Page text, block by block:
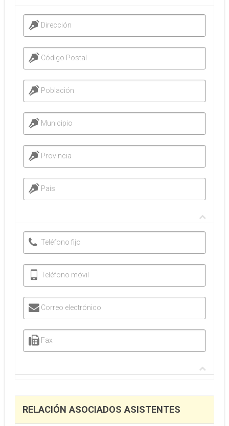
Dirección
Código Postal
Población
Municipio
Provincia
País
Teléfono fijo
Teléfono móvil
Correo electrónico
Fax
RELACIÓN ASOCIADOS ASISTENTES